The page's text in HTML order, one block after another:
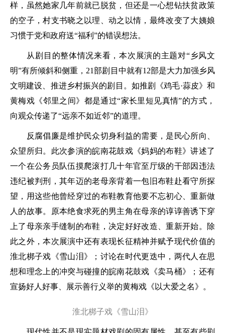
样，虽然她家几年前就已脱贫，但还是一心想钻扶贫政策
的空子，村支书晓之以理、动之以情，最终改变了大姨娘
习惯于党和政府送“福利”的错误想法。
从剧目的整体情况来看，本次展演的主题对“乡风文
明”有所倾斜和侧重，21部剧目中就有12部是大力加强乡风
文明建设、推进乡村振兴的剧目。如推剧《鸡毛·蒜皮》和
黄梅戏《邻里之间》都是通过“家长里短见真情”的方式，
向观众传递了“远亲不如近邻”的道理。
反腐倡廉是维护民众切身利益的需要，是民心所向、
众望所归。此次参演的皖南花鼓戏《妈妈的布鞋》讲述了
一个在公务员队伍摸爬滚打几十年官至厅级的干部因违法
违纪被判刑，其年迈的老母亲背着一包旧布鞋赴看守所探
望，用这些他曾经穿过的布鞋教育他要不忘初心、重新做
人的故事。原本绝食求死的男主角在母亲的谆谆善诱下穿
上了母亲亲手缝制的布鞋，决定好好改造、重新开始。除
此之外，本次展演中还有表现长征精神并赋予现代价值的
淮北梆子戏《雪山泪》；讨论在时代更迭中，两代人在思
想和理念上的冲突与碰撞的皖南花鼓戏《卖马桶》；还有
宣扬好人好事、展示善行义举的黄梅戏《以大爱之名》。
淮北梆子戏《雪山泪》